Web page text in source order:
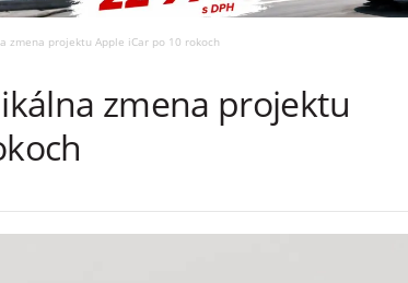
zmena projektu Apple iCar po 10 rokoch
zmena projektu